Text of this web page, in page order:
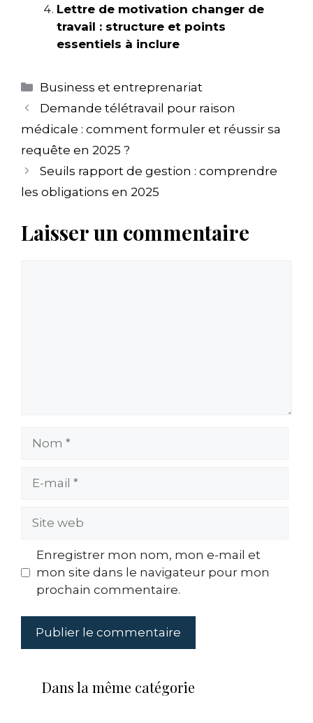
Lettre de motivation changer de
travail : structure et points
essentiels à inclure
Catégories
Business et entreprenariat
Demande télétravail pour raison
médicale : comment formuler et réussir sa
requête en 2025 ?
Seuils rapport de gestion : comprendre
les obligations en 2025
Laisser un commentaire
mail
web
Enregistrer mon nom, mon e-mail et
mon site dans le navigateur pour mon
prochain commentaire.
Dans la même catégorie